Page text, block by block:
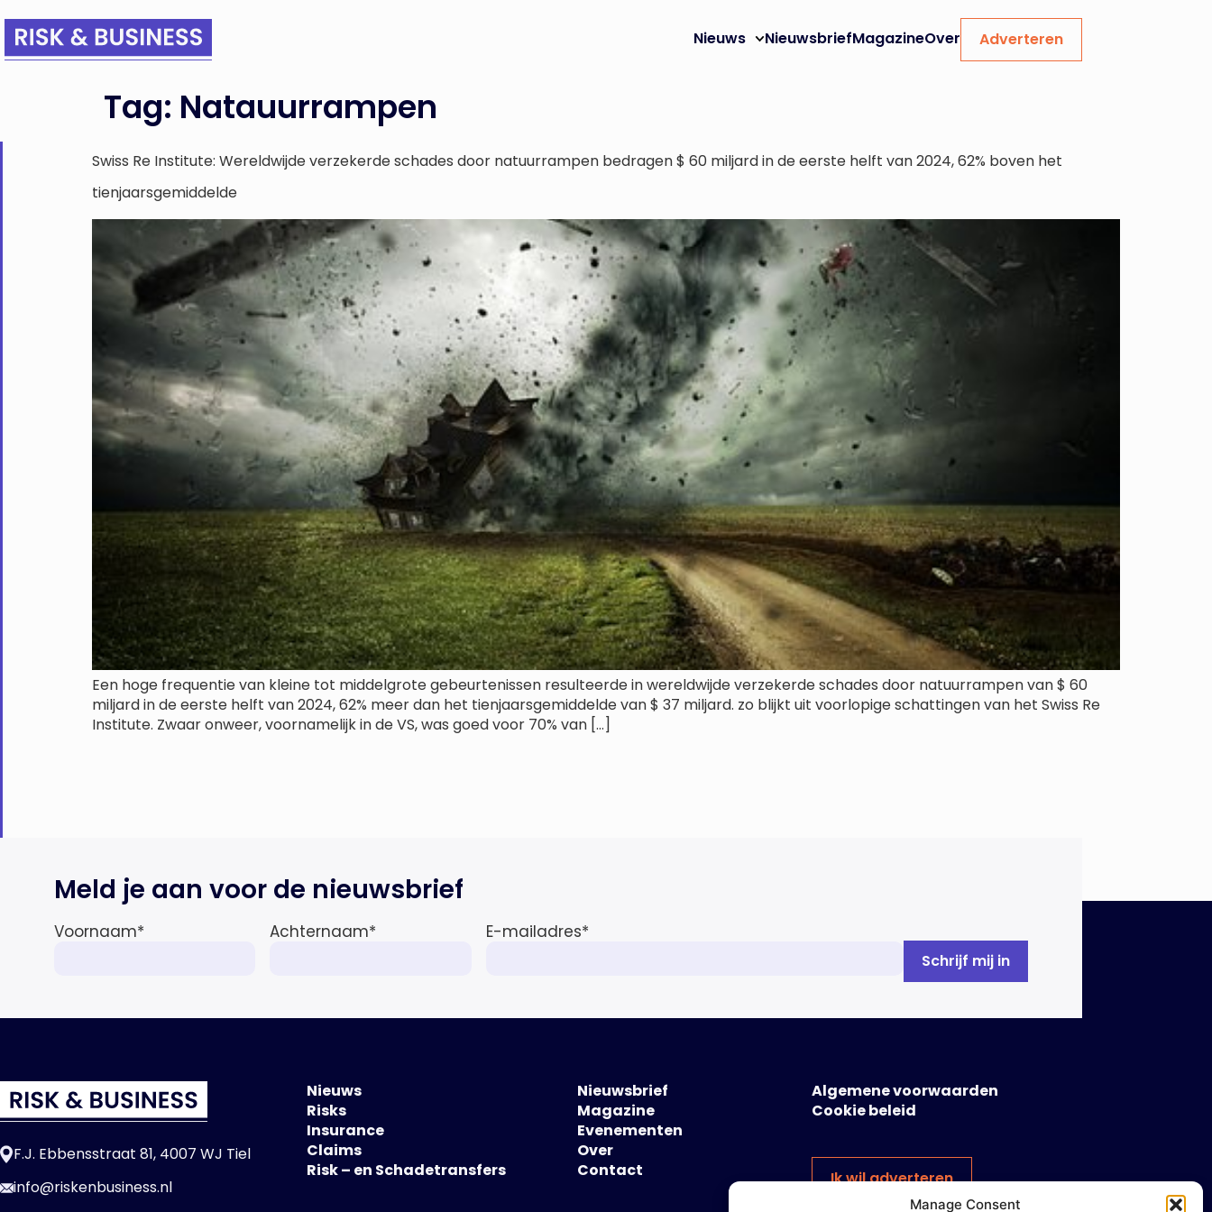
Manage Consent
Nieuws NieuwsbriefMagazineOver Adverteren
Tag: Natauurrampen
Swiss Re Institute: Wereldwijde verzekerde schades door natuurrampen bedragen $ 60 miljard in de eerste helft van 2024, 62% boven het
tienjaarsgemiddelde
Een hoge frequentie van kleine tot middelgrote gebeurtenissen resulteerde in wereldwijde verzekerde schades door natuurrampen van $ 60
miljard in de eerste helft van 2024, 62% meer dan het tienjaarsgemiddelde van $ 37 miljard. zo blijkt uit voorlopige schattingen van het Swiss Re
Institute. Zwaar onweer, voornamelijk in de VS, was goed voor 70% van […]
Meld je aan voor de nieuwsbrief
Voornaam* Achternaam* E-mailadres*
F.J. Ebbensstraat 81, 4007 WJ Tiel
info@riskenbusiness.nl
Nieuws
Risks
Insurance
Claims
Risk – en Schadetransfers
Nieuwsbrief
Magazine
Evenementen
Over
Contact
Algemene voorwaarden
Cookie beleid
Ik wil adverteren